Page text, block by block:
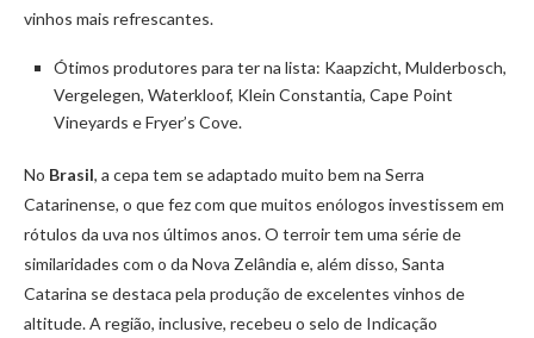
vinhos mais refrescantes.
Ótimos produtores para ter na lista: Kaapzicht, Mulderbosch,
Vergelegen, Waterkloof, Klein Constantia, Cape Point
Vineyards e Fryer’s Cove.
No Brasil, a cepa tem se adaptado muito bem na Serra
Catarinense, o que fez com que muitos enólogos investissem em
rótulos da uva nos últimos anos. O terroir tem uma série de
similaridades com o da Nova Zelândia e, além disso, Santa
Catarina se destaca pela produção de excelentes vinhos de
altitude. A região, inclusive, recebeu o selo de Indicação